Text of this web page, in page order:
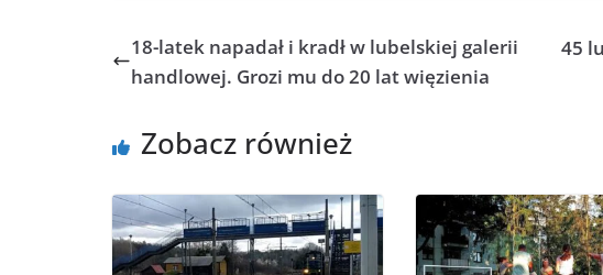
18-latek napadał i kradł w lubelskiej galerii
handlowej. Grozi mu do 20 lat więzienia
45
Zobacz również